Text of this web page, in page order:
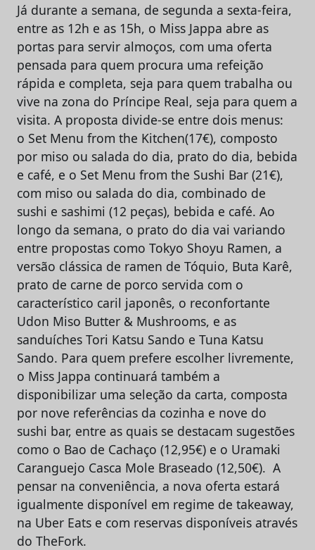
Já durante a semana, de segunda a sexta-feira,
entre as 12h e as 15h, o Miss Jappa abre as
portas para servir almoços, com uma oferta
pensada para quem procura uma refeição
rápida e completa, seja para quem trabalha ou
vive na zona do Príncipe Real, seja para quem a
visita. A proposta divide-se entre dois menus:
o Set Menu from the Kitchen(17€), composto
por miso ou salada do dia, prato do dia, bebida
e café, e o Set Menu from the Sushi Bar (21€),
com miso ou salada do dia, combinado de
sushi e sashimi (12 peças), bebida e café. Ao
longo da semana, o prato do dia vai variando
entre propostas como Tokyo Shoyu Ramen, a
versão clássica de ramen de Tóquio, Buta Karê,
prato de carne de porco servida com o
característico caril japonês, o reconfortante
Udon Miso Butter & Mushrooms, e as
sanduíches Tori Katsu Sando e Tuna Katsu
Sando. Para quem prefere escolher livremente,
o Miss Jappa continuará também a
disponibilizar uma seleção da carta, composta
por nove referências da cozinha e nove do
sushi bar, entre as quais se destacam sugestões
como o Bao de Cachaço (12,95€) e o Uramaki
Caranguejo Casca Mole Braseado (12,50€). A
pensar na conveniência, a nova oferta estará
igualmente disponível em regime de takeaway,
na Uber Eats e com reservas disponíveis através
do TheFork.